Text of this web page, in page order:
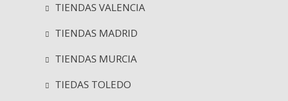
TIENDAS VALENCIA
TIENDAS MADRID
TIENDAS MURCIA
TIEDAS TOLEDO